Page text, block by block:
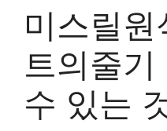
미스릴원
트의줄기
수 있는